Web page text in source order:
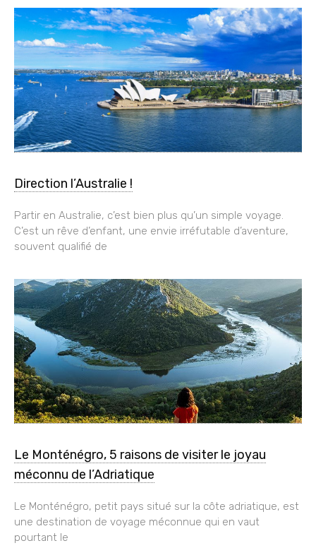
Direction l’Australie !
Partir en Australie, c’est bien plus qu’un simple voyage.
C’est un rêve d’enfant, une envie irréfutable d’aventure,
souvent qualifié de
Le Monténégro, 5 raisons de visiter le joyau
méconnu de l’Adriatique
Le Monténégro, petit pays situé sur la côte adriatique, est
une destination de voyage méconnue qui en vaut
pourtant le